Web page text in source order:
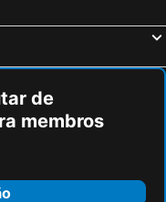
de
membros